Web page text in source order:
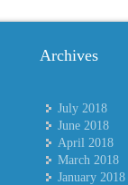
Archives
July 2018
June 2018
April 2018
March 2018
January 2018